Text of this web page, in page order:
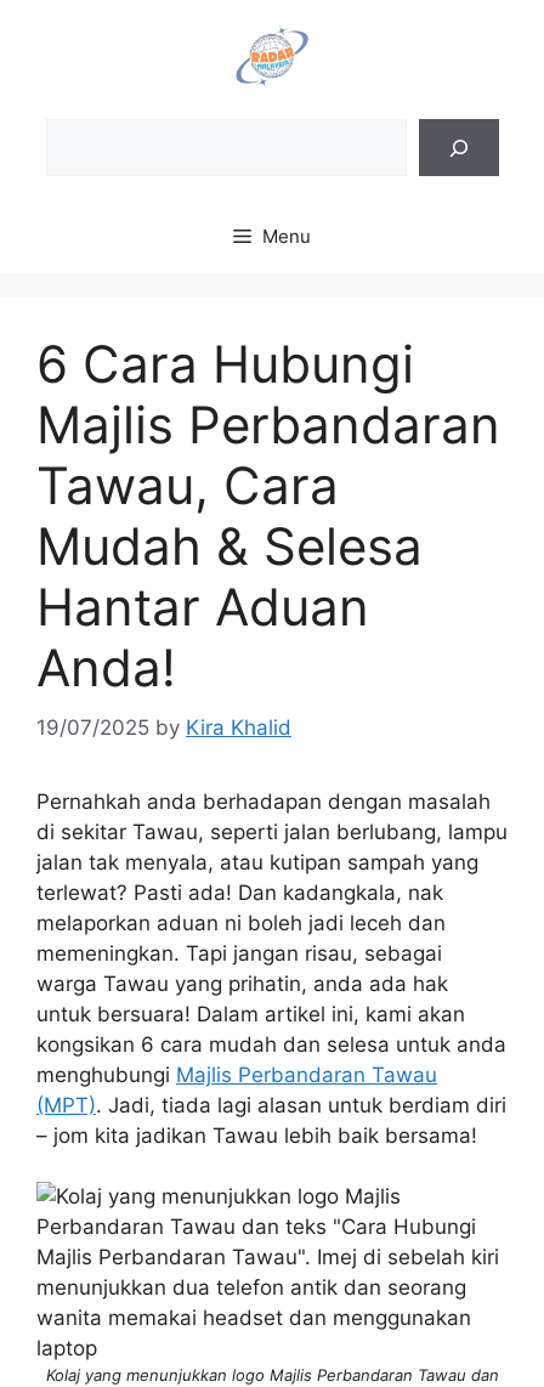
Menu
6 Cara Hubungi
Majlis Perbandaran
Tawau, Cara
Mudah & Selesa
Hantar Aduan
Anda!
19/07/2025 by Kira Khalid
Pernahkah anda berhadapan dengan masalah
di sekitar Tawau, seperti jalan berlubang, lampu
jalan tak menyala, atau kutipan sampah yang
terlewat? Pasti ada! Dan kadangkala, nak
melaporkan aduan ni boleh jadi leceh dan
memeningkan. Tapi jangan risau, sebagai
warga Tawau yang prihatin, anda ada hak
untuk bersuara! Dalam artikel ini, kami akan
kongsikan 6 cara mudah dan selesa untuk anda
menghubungi Majlis Perbandaran Tawau
(MPT). Jadi, tiada lagi alasan untuk berdiam diri
– jom kita jadikan Tawau lebih baik bersama!
Kolaj yang menunjukkan logo Majlis Perbandaran Tawau dan